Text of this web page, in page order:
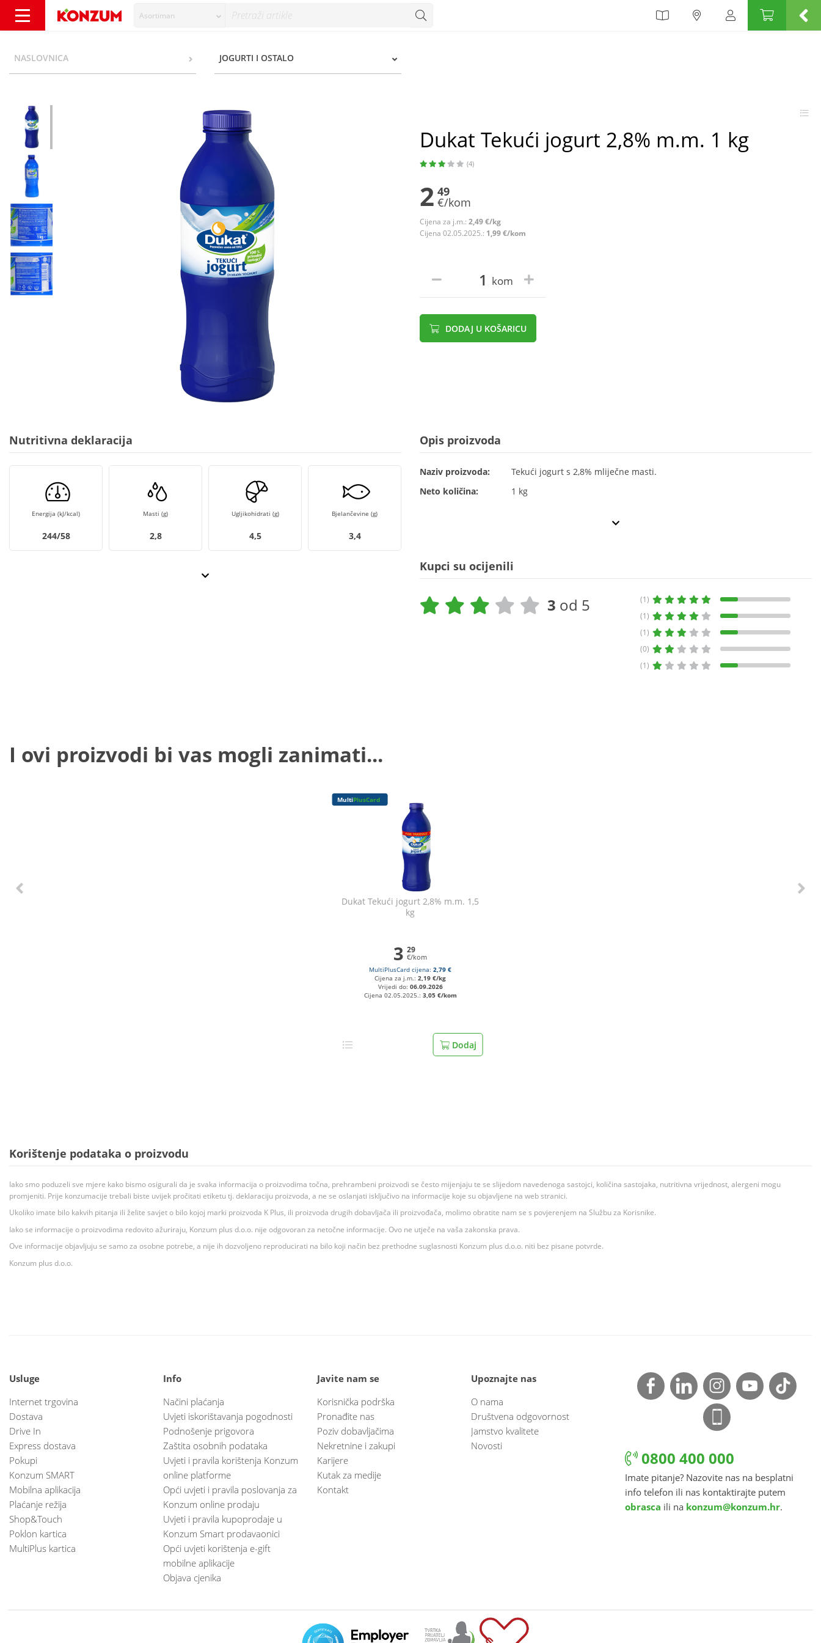
Asortiman
NASLOVNICA JOGURTI I OSTALO
Dukat Tekući jogurt 2,8% m.m. 1 kg
(4)
2 49
€/kom
Cijena za j.m.: 2,49 €/kg
Cijena 02.05.2025.: 1,99 €/kom
kom
DODAJ U KOŠARICU
Nutritivna deklaracija
Energija (kJ/kcal)
244/58
Masti (g)
2,8
Ugljikohidrati (g)
4,5
Bjelančevine (g)
3,4
Opis proizvoda
Naziv proizvoda:
Tekući jogurt s 2,8% mliječne masti.
Neto količina:
1 kg
Kupci su ocijenili
3 od 5
(1)
(1)
(1)
(0)
(1)
I ovi proizvodi bi vas mogli zanimati...
MultiPlusCard
Dukat Tekući jogurt 2,8% m.m. 1,5
kg
3 29
€/kom
MultiPlusCard cijena:2,79 €
Cijena za j.m.:2,19 €/kg
Vrijedi do: 06.09.2026
Cijena 02.05.2025.: 3,05 €/kom
Dodaj
Korištenje podataka o proizvodu
Iako smo poduzeli sve mjere kako bismo osigurali da je svaka informacija o proizvodima točna, prehrambeni proizvodi se često mijenjaju te se slijedom navedenoga sastojci, količina sastojaka, nutritivna vrijednost, alergeni mogu
promjeniti. Prije konzumacije trebali biste uvijek pročitati etiketu tj. deklaraciju proizvoda, a ne se oslanjati isključivo na informacije koje su objavljene na web stranici.
Ukoliko imate bilo kakvih pitanja ili želite savjet o bilo kojoj marki proizvoda K Plus, ili proizvoda drugih dobavljača ili proizvođača, molimo obratite nam se s povjerenjem na Službu za Korisnike.
Iako se informacije o proizvodima redovito ažuriraju, Konzum plus d.o.o. nije odgovoran za netočne informacije. Ovo ne utječe na vaša zakonska prava.
Ove informacije objavljuju se samo za osobne potrebe, a nije ih dozvoljeno reproducirati na bilo koji način bez prethodne suglasnosti Konzum plus d.o.o. niti bez pisane potvrde.
Konzum plus d.o.o.
Usluge
Internet trgovina
Dostava
Drive In
Express dostava
Pokupi
Konzum SMART
Mobilna aplikacija
Plaćanje režija
Shop&Touch
Poklon kartica
MultiPlus kartica
Info
Načini plaćanja
Uvjeti iskorištavanja pogodnosti
Podnošenje prigovora
Zaštita osobnih podataka
Uvjeti i pravila korištenja Konzum
online platforme
Opći uvjeti i pravila poslovanja za
Konzum online prodaju
Uvjeti i pravila kupoprodaje u
Konzum Smart prodavaonici
Opći uvjeti korištenja e-gift
mobilne aplikacije
Objava cjenika
Javite nam se
Korisnička podrška
Pronađite nas
Poziv dobavljačima
Nekretnine i zakupi
Karijere
Kutak za medije
Kontakt
Upoznajte nas
O nama
Društvena odgovornost
Jamstvo kvalitete
Novosti
0800 400 000
Imate pitanje? Nazovite nas na besplatni
info telefon ili nas kontaktirajte putem
obrasca ili na konzum@konzum.hr.